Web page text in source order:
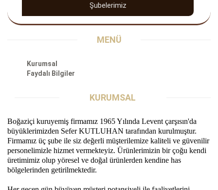
Şubelerimiz
MENÜ
Kurumsal
Faydalı Bilgiler
KURUMSAL
Boğaziçi kuruyemiş firmamız 1965 Yılında Levent çarşısın'da
büyüklerimizden Sefer KUTLUHAN tarafından kurulmuştur.
Firmamız üç şube ile siz değerli müşterilemize kaliteli ve güvenilir
personelimizle hizmet vermekteyiz. Ürünlerimizin bir çoğu kendi
üretimimiz olup yöresel ve doğal ürünlerden kendine has
bölgelerinden getirilmektedir.